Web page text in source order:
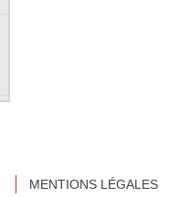
MENTIONS LÉGALES